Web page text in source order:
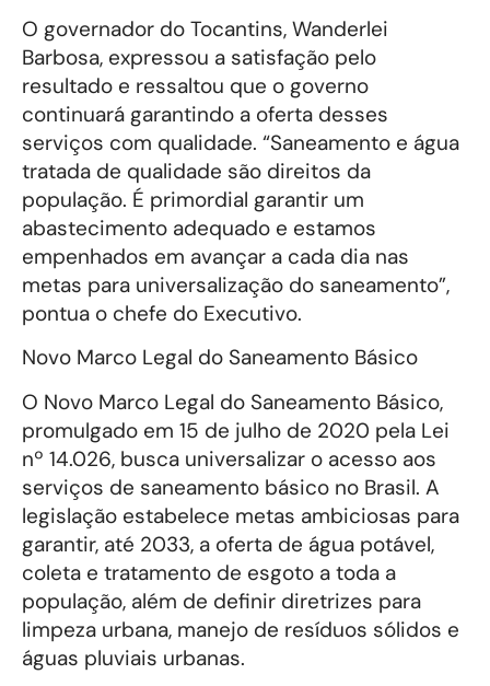
O governador do Tocantins, Wanderlei
Barbosa, expressou a satisfação pelo
resultado e ressaltou que o governo
continuará garantindo a oferta desses
serviços com qualidade. “Saneamento e água
tratada de qualidade são direitos da
população. É primordial garantir um
abastecimento adequado e estamos
empenhados em avançar a cada dia nas
metas para universalização do saneamento”,
pontua o chefe do Executivo.
Novo Marco Legal do Saneamento Básico
O Novo Marco Legal do Saneamento Básico,
promulgado em 15 de julho de 2020 pela Lei
nº 14.026, busca universalizar o acesso aos
serviços de saneamento básico no Brasil. A
legislação estabelece metas ambiciosas para
garantir, até 2033, a oferta de água potável,
coleta e tratamento de esgoto a toda a
população, além de definir diretrizes para
limpeza urbana, manejo de resíduos sólidos e
águas pluviais urbanas.